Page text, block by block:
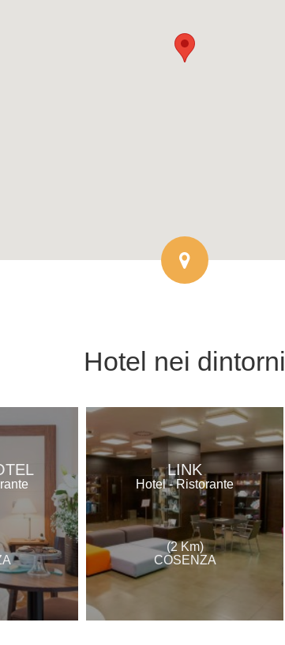
Hotel nei dintorni
LINK
Hotel - Ristorante
(2 Km)
COSENZA